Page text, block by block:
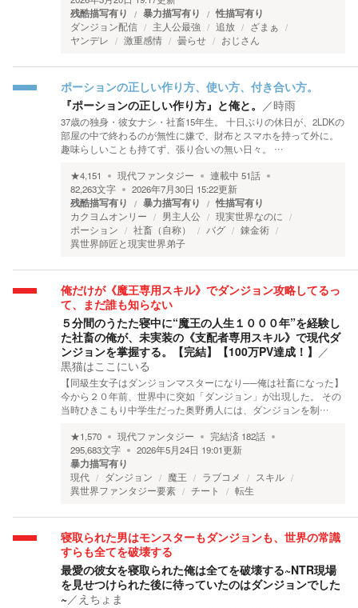
残酷描写有り 暴力描写有り 性描写有り
ダンジョン配信 主人公最強 追放
ざまぁ
ヤンデレ
激重感情 曇らせ おじさん
ポーションの正しい作り方、使い方、付き合い方。
『ポーションの正しい作り方』と俺と。 ／時雨
37歳の独身・彼女ナシ・社畜15年生。 十日ぶりの休日が、2LDKの
部屋の中で終わるのが無性に嫌で、財布とスマホを持って外に。
趣味らしいことも持てず、張り合いの無い日々。 …
★4,151 現代ファンタジー 連載中 51話
82,263文字 2026年7月30日 15:22更新
残酷描写有り 暴力描写有り 性描写有り
カクヨムオンリー 男主人公
現実世界なのに
ポーション
社畜（自称） バグ
錬金術
異世界師匠と現実世界弟子
俺だけが《魔王専用スキル》でダンジョン攻略してるっ
て、まだ誰も知らない
５分間のうたた寝中に“魔王の人生１０００年”を経験し
た社畜の俺が、未実装の《支配者専用スキル》で現代ダ
ンジョンを掌握する。【完結】【100万PV達成！】 ／
黒猫はここにいる
【同級生女子はダンジョンマスターになり──俺は社畜になった】
今から２０年前、世界中に突如「ダンジョン」が出現した。 その
当時ひきこもり中学生だった奥野勇人には、ダンジョンを制…
★1,570 現代ファンタジー 完結済 182話
295,683文字 2026年5月24日 19:01更新
暴力描写有り
現代 ダンジョン 魔王 ラブコメ
スキル
異世界ファンタジー要素
チート 転生
寝取られた男はモンスターもダンジョンも、世界の常識
すらも全てを破壊する
最愛の彼女を寝取られた俺は全てを破壊する~NTR現場
を見せつけられた後に待っていたのはダンジョンでした
~／ えちょま